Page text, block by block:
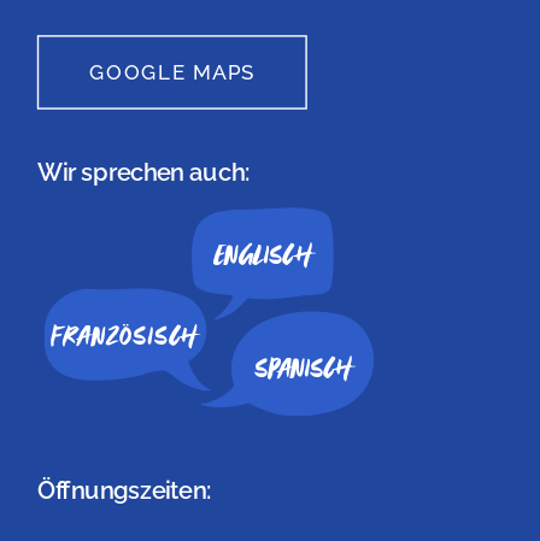
GOOGLE MAPS
Wir sprechen auch:
Öffnungszeiten:
Englisch
Spanisch